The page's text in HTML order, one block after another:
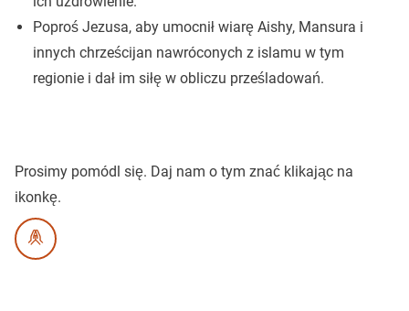
Poproś Jezusa, aby umocnił wiarę Aishy, Mansura i
innych chrześcijan nawróconych z islamu w tym
regionie i dał im siłę w obliczu prześladowań.
Prosimy pomódl się. Daj nam o tym znać klikając na
ikonkę.